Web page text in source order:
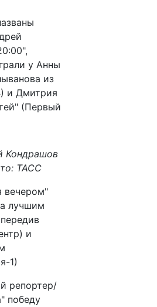
у Анны
из
и Дмитрия
(Первый
Кондрашов
ТАСС
вечером"
лучшим
и
1)
репортер/
победу